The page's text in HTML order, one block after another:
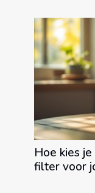
Hoe kies
filter voor